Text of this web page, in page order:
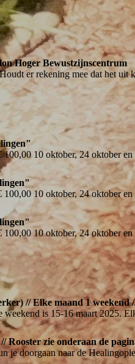
Hoger Bewustzijnscentrum
er rekening mee dat het
10 oktober, 24 oktober
10 oktober, 24 oktober
10 oktober, 24 oktober
// Elke maand 1
weekend is 15-16 maart 2025.
Rooster zie onderaan de
je doorgaan naar de